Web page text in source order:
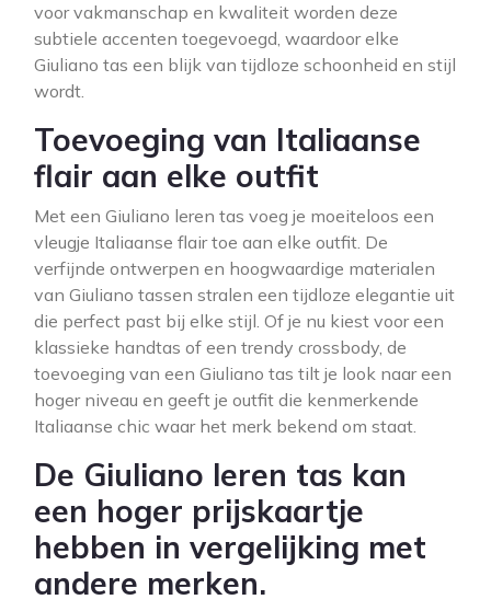
voor vakmanschap en kwaliteit worden deze
subtiele accenten toegevoegd, waardoor elke
Giuliano tas een blijk van tijdloze schoonheid en stijl
wordt.
Toevoeging van Italiaanse
flair aan elke outfit
Met een Giuliano leren tas voeg je moeiteloos een
vleugje Italiaanse flair toe aan elke outfit. De
verfijnde ontwerpen en hoogwaardige materialen
van Giuliano tassen stralen een tijdloze elegantie uit
die perfect past bij elke stijl. Of je nu kiest voor een
klassieke handtas of een trendy crossbody, de
toevoeging van een Giuliano tas tilt je look naar een
hoger niveau en geeft je outfit die kenmerkende
Italiaanse chic waar het merk bekend om staat.
De Giuliano leren tas kan
een hoger prijskaartje
hebben in vergelijking met
andere merken.